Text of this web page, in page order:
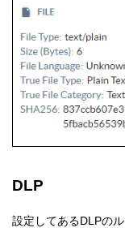
DLP
設定してあるDLPの